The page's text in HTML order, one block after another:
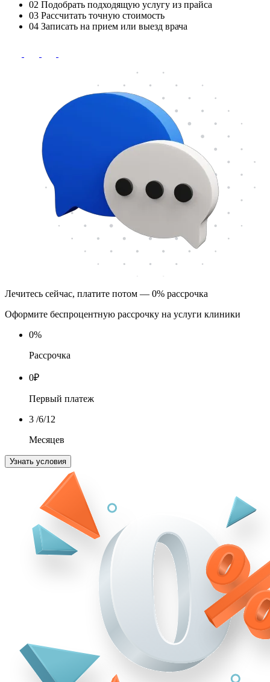
02 Подобрать подходящую услугу из прайса
03 Рассчитать точную стоимость
04 Записать на прием или выезд врача
Лечитесь сейчас, платите потом — 0% рассрочка
Оформите беспроцентную рассрочку на услуги клиники
0%
Рассрочка
0₽
Первый платеж
3 /6/12
Месяцев
Узнать условия